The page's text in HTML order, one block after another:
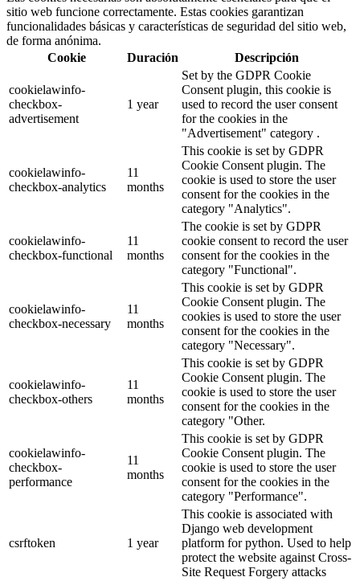
sitio web funcione correctamente. Estas cookies garantizan
funcionalidades básicas y características de seguridad del sitio web,
de forma anónima.
Cookie
Duración Descripción
cookielawinfo-
checkbox-
advertisement
1 year
Set by the GDPR Cookie
Consent plugin, this cookie is
used to record the user consent
for the cookies in the
"Advertisement" category .
cookielawinfo-
checkbox-analytics
11
months
This cookie is set by GDPR
Cookie Consent plugin. The
cookie is used to store the user
consent for the cookies in the
category "Analytics".
cookielawinfo-
checkbox-functional
11
months
The cookie is set by GDPR
cookie consent to record the user
consent for the cookies in the
category "Functional".
cookielawinfo-
checkbox-necessary
11
months
This cookie is set by GDPR
Cookie Consent plugin. The
cookies is used to store the user
consent for the cookies in the
category "Necessary".
cookielawinfo-
checkbox-others
11
months
This cookie is set by GDPR
Cookie Consent plugin. The
cookie is used to store the user
consent for the cookies in the
category "Other.
cookielawinfo-
checkbox-
performance
11
months
This cookie is set by GDPR
Cookie Consent plugin. The
cookie is used to store the user
consent for the cookies in the
category "Performance".
csrftoken 1 year
This cookie is associated with
Django web development
platform for python. Used to help
protect the website against Cross-
Site Request Forgery attacks